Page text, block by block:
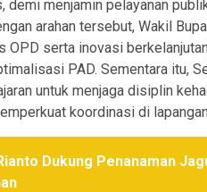
demi menjamin pelayanan
arahan tersebut, Wakil
OPD serta inovasi
PAD. Sementara itu,
untuk menjaga disiplin
koordinasi di
Dukung Penanaman